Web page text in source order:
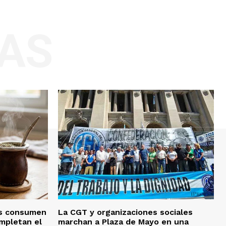
consumen
el
La CGT y organizaciones sociales
marchan a Plaza de Mayo en una